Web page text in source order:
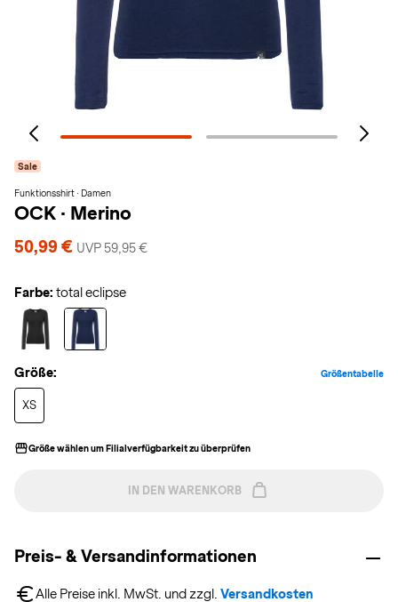
Sale
Funktionsshirt · Damen
OCK · Merino
50,99 € UVP 59,95 €
Farbe: total eclipse
Größe: Größentabelle
XS
Größe wählen um Filialverfügbarkeit zu überprüfen
IN DEN WARENKORB
Preis- & Versandinformationen
Alle Preise inkl. MwSt. und zzgl. Versandkosten